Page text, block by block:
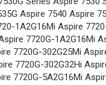
Aspire 7540 Aspire
1A2G16Mi Aspire
7720G-1A2G16Mi
7720G-302G25Mi
7720G-302G32Hi
7720G-5A2G16Mi